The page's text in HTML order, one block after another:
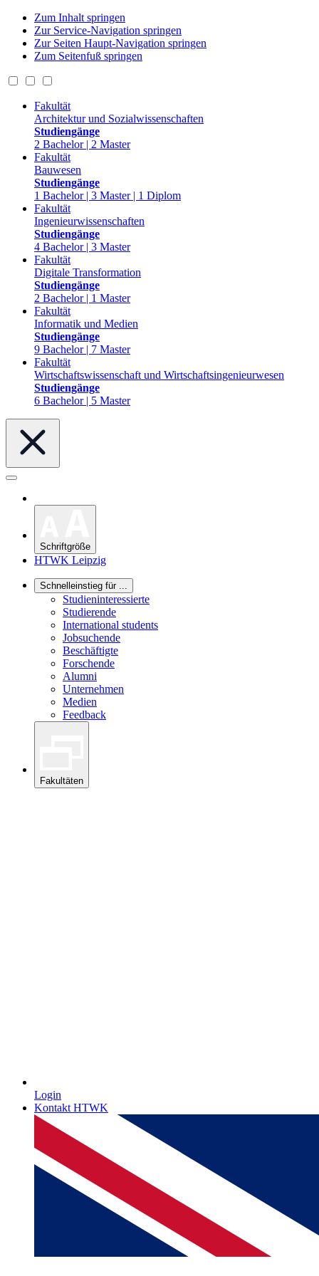
Zum Inhalt springen
Zur Service-Navigation springen
Zur Seiten Haupt-Navigation springen
Zum Seitenfuß springen
Fakultät
Architektur und Sozialwissenschaften
Studiengänge
2 Bachelor | 2 Master
Fakultät
Bauwesen
Studiengänge
1 Bachelor | 3 Master | 1 Diplom
Fakultät
Ingenieurwissenschaften
Studiengänge
4 Bachelor | 3 Master
Fakultät
Digitale Transformation
Studiengänge
2 Bachelor | 1 Master
Fakultät
Informatik und Medien
Studiengänge
9 Bachelor | 7 Master
Fakultät
Wirtschaftswissenschaft und Wirtschaftsingenieurwesen
Studiengänge
6 Bachelor | 5 Master
Schriftgröße
HTWK Leipzig
Schnelleinstieg für ...
Studieninteressierte
Studierende
International students
Jobsuchende
Beschäftigte
Forschende
Alumni
Unternehmen
Medien
Feedback
Fakultäten
Login
Kontakt HTWK